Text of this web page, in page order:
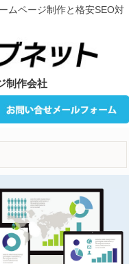
ムページ制作と格安SEO対
制作会社